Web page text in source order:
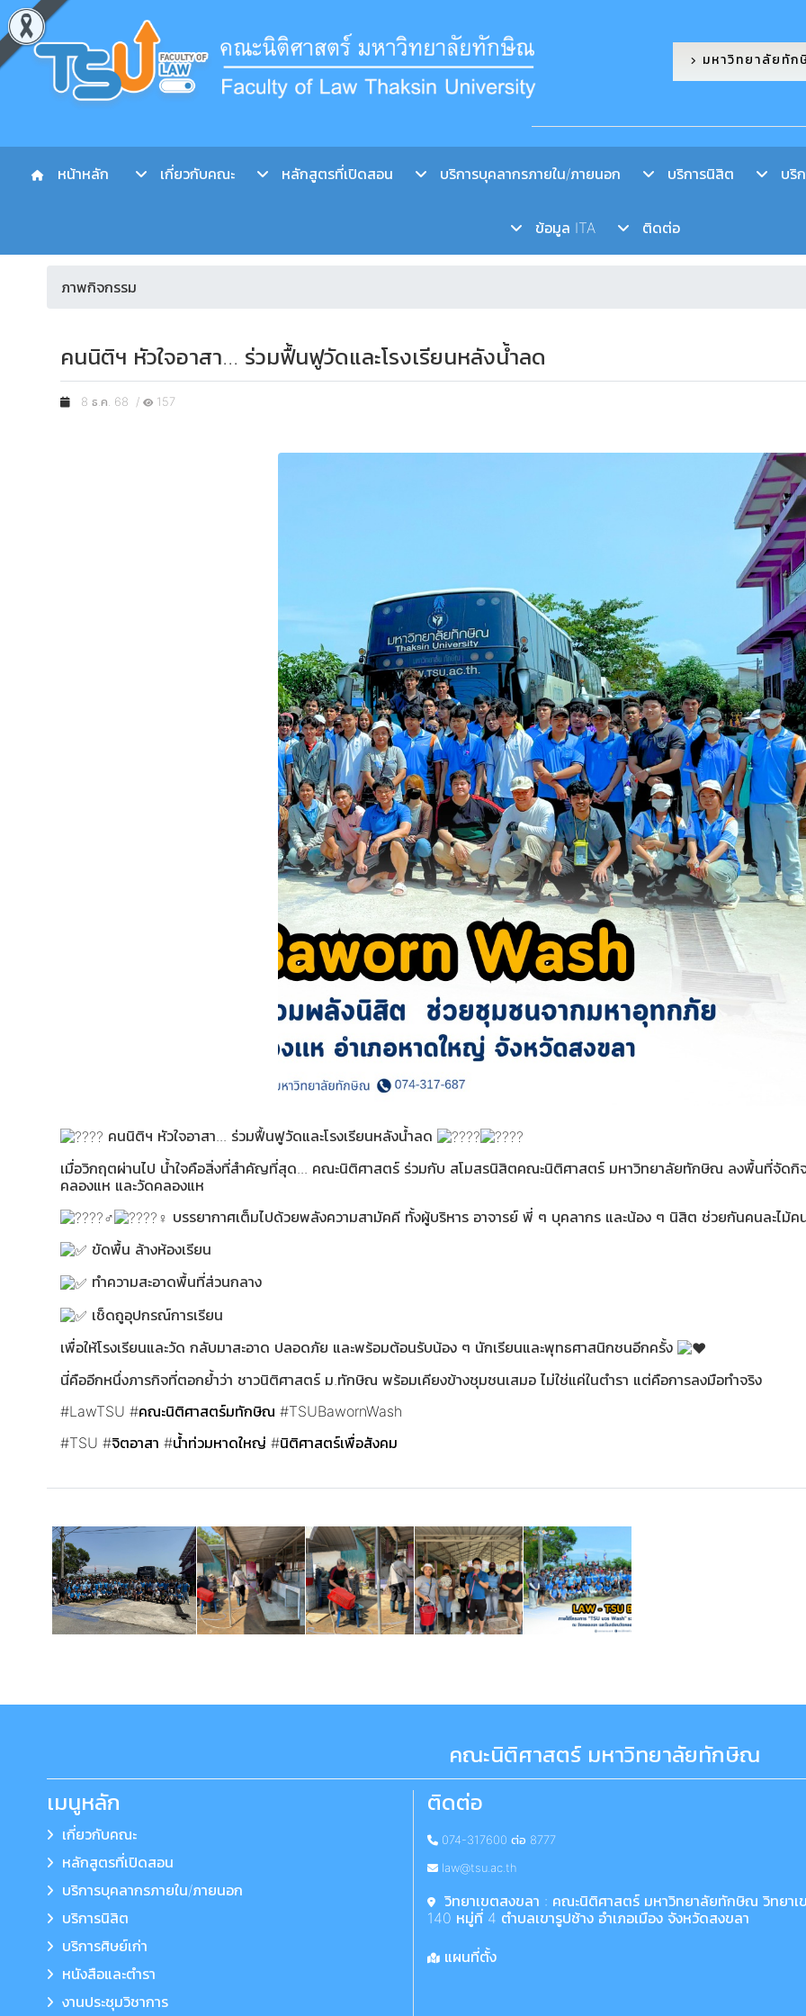
มหาวิทยาลัยทัก
หน้าหลัก เกี่ยวกับคณะ หลักสูตรที่เปิดสอน บริการบุคลากรภายใน/ภายนอก บริการนิสิต บริก
ข้อมูล ITA ติดต่อ
ภาพกิจกรรม
คนนิติฯ หัวใจอาสา... ร่วมฟื้นฟูวัดและโรงเรียนหลังน้ำลด
8 ธ.ค. 68 / 157
คนนิติฯ หัวใจอาสา... ร่วมฟื้นฟูวัดและโรงเรียนหลังน้ำลด
เมื่อวิกฤตผ่านไป น้ำใจคือสิ่งที่สำคัญที่สุด... คณะนิติศาสตร์ ร่วมกับ สโมสรนิสิตคณะนิติศาสตร์ มหาวิทยาลัยทักษิณ ลงพื้นที่จัดกิจก
คลองแห และวัดคลองแห
บรรยากาศเต็มไปด้วยพลังความสามัคคี ทั้งผู้บริหาร อาจารย์ พี่ ๆ บุคลากร และน้อง ๆ นิสิต ช่วยกันคนละไม้ค
ขัดพื้น ล้างห้องเรียน
ทำความสะอาดพื้นที่ส่วนกลาง
เช็ดถูอุปกรณ์การเรียน
เพื่อให้โรงเรียนและวัด กลับมาสะอาด ปลอดภัย และพร้อมต้อนรับน้อง ๆ นักเรียนและพุทธศาสนิกชนอีกครั้ง
นี่คืออีกหนึ่งภารกิจที่ตอกย้ำว่า ชาวนิติศาสตร์ ม.ทักษิณ พร้อมเคียงข้างชุมชนเสมอ ไม่ใช่แค่ในตำรา แต่คือการลงมือทำจริง
#LawTSU #คณะนิติศาสตร์มทักษิณ #TSUBawornWash
#TSU #จิตอาสา #น้ำท่วมหาดใหญ่ #นิติศาสตร์เพื่อสังคม
คณะนิติศาสตร์ มหาวิทยาลัยทักษิณ
เมนูหลัก
เกี่ยวกับคณะ
หลักสูตรที่เปิดสอน
บริการบุคลากรภายใน/ภายนอก
บริการนิสิต
บริการศิษย์เก่า
หนังสือและตำรา
งานประชุมวิชาการ
ติดต่อ
074-317600 ต่อ 8777
law@tsu.ac.th
วิทยาเขตสงขลา : คณะนิติศาสตร์ มหาวิทยาลัยทักษิณ วิทยาเ
140 หมู่ที่ 4 ตำบลเขารูปช้าง อำเภอเมือง จังหวัดสงขลา
แผนที่ตั้ง